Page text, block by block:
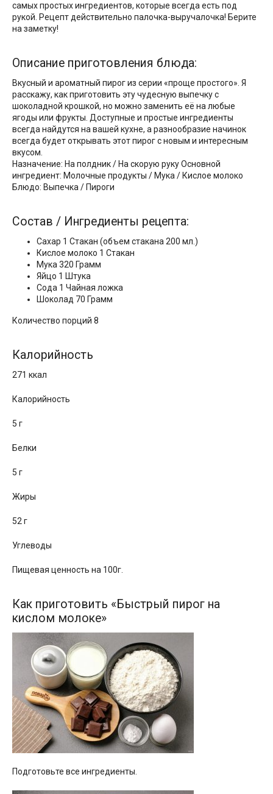
самых простых ингредиентов, которые всегда есть под
рукой. Рецепт действительно палочка-выручалочка! Берите
на заметку!
Описание приготовления блюда:
Вкусный и ароматный пирог из серии «проще простого». Я
расскажу, как приготовить эту чудесную выпечку с
шоколадной крошкой, но можно заменить её на любые
ягоды или фрукты. Доступные и простые ингредиенты
всегда найдутся на вашей кухне, а разнообразие начинок
всегда будет открывать этот пирог с новым и интересным
вкусом.
Назначение: На полдник / На скорую руку Основной
ингредиент: Молочные продукты / Мука / Кислое молоко
Блюдо: Выпечка / Пироги
Состав / Ингредиенты рецепта:
Сахар 1 Стакан (объем стакана 200 мл.)
Кислое молоко 1 Стакан
Мука 320 Грамм
Яйцо 1 Штука
Сода 1 Чайная ложка
Шоколад 70 Грамм
Количество порций 8
Калорийность
271 ккал
Калорийность
5 г
Белки
5 г
Жиры
52 г
Углеводы
Пищевая ценность на 100г.
Как приготовить «Быстрый пирог на
кислом молоке»
Подготовьте все ингредиенты.